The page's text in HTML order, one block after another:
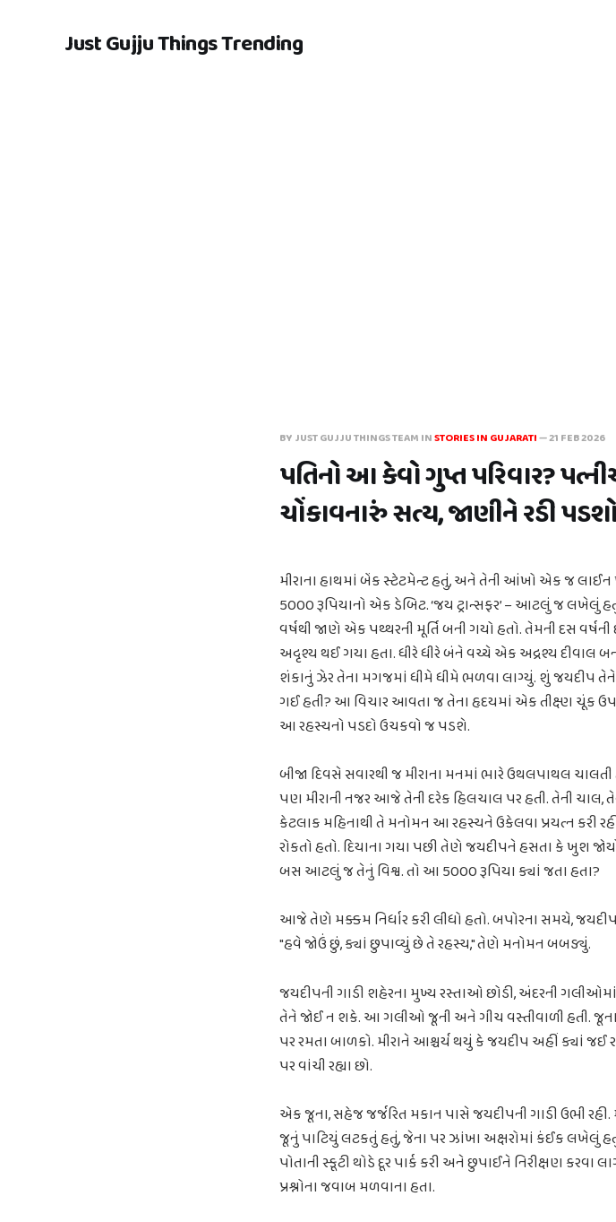
Just Gujju Things Trending
BY JUST GUJJU THINGS TEAM INSTORIES IN GUJARATI—21 FEB 2026
પતિનો આ કેવો ગુપ્ત પરિવાર?
ચોંકાવનારું સત્ય, જાણીને રડી
મીરાના હાથમાં બેંક સ્ટેટમેન્ટ હતું, અને તેની આંખો એક જ લાઈન
5000 રૂપિયાનો એક ડેબિટ. ‘જય ટ્રાન્સફર’ – આટલું જ લખેલું
વર્ષથી જાણે એક પથ્થરની મૂર્તિ બની ગયો હતો. તેમની દસ
અદૃશ્ય થઈ ગયા હતા. ધીરે ધીરે બંને વચ્ચે એક અદ્રશ્ય
શંકાનું ઝેર તેના મગજમાં ધીમે ધીમે ભળવા લાગ્યું. શું જયદીપ તેને
ગઈ હતી? આ વિચાર આવતા જ તેના હૃદયમાં એક તીક્ષ્ણ ચૂંક
આ રહસ્યનો પડદો ઉચકવો જ પડશે.
બીજા દિવસે સવારથી જ મીરાના મનમાં ભારે ઉથલપાથલ
પણ મીરાની નજર આજે તેની દરેક હિલચાલ પર હતી. તેની ચાલ,
કેટલાક મહિનાથી તે મનોમન આ રહસ્યને ઉકેલવા પ્રયત્ન કરી
રોકતો હતો. દિયાના ગયા પછી તેણે જયદીપને હસતા કે ખુશ
બસ આટલું જ તેનું વિશ્વ. તો આ 5000 રૂપિયા ક્યાં જતા હતા?
આજે તેણે મક્કમ નિર્ધાર કરી લીધો હતો. બપોરના સમયે,
"હવે જોઉં છું, ક્યાં છુપાવ્યું છે તે રહસ્ય," તેણે મનોમન બબડ્યું.
જયદીપની ગાડી શહેરના મુખ્ય રસ્તાઓ છોડી, અંદરની ગલીઓમાં
તેને જોઈ ન શકે. આ ગલીઓ જૂની અને ગીચ વસ્તીવાળી હતી. જૂના
પર રમતા બાળકો. મીરાને આશ્ચર્ય થયું કે જયદીપ અહીં ક્યાં
પર વાંચી રહ્યા છો.
એક જૂના, સહેજ જર્જરિત મકાન પાસે જયદીપની ગાડી ઉભી
જૂનું પાટિયું લટકતું હતું, જેના પર ઝાંખા અક્ષરોમાં કંઈક લખેલું
પોતાની સ્કૂટી થોડે દૂર પાર્ક કરી અને છુપાઈને નિરીક્ષણ કરવા
પ્રશ્નોના જવાબ મળવાના હતા.